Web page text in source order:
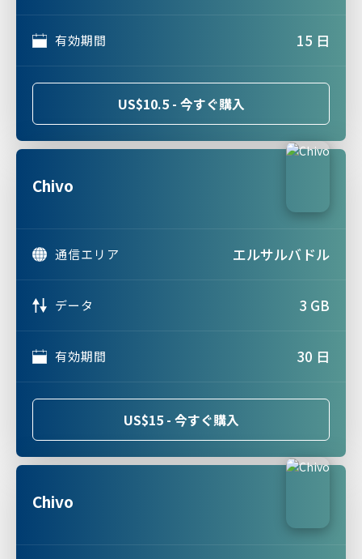
有効期間 15 日
US$10.5 - 今すぐ購入
Chivo
通信エリア エルサルバドル
データ 3 GB
有効期間 30 日
US$15 - 今すぐ購入
Chivo